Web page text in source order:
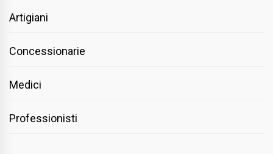
Artigiani
Concessionarie
Medici
Professionisti